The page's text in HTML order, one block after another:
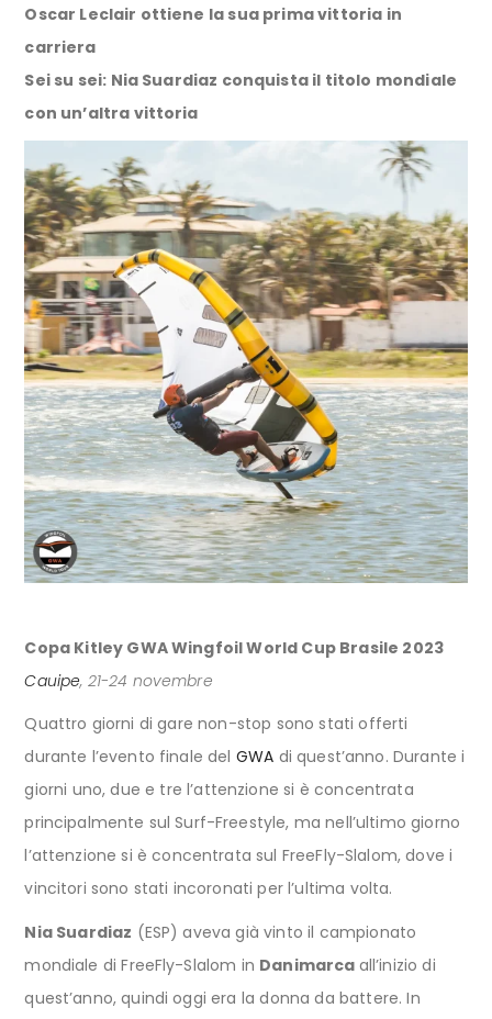
Oscar Leclair ottiene la sua prima vittoria in
carriera
Sei su sei: Nia Suardiaz conquista il titolo mondiale
con un’altra vittoria
Copa Kitley GWA Wingfoil World Cup Brasile 2023
Cauipe, 21-24 novembre
Quattro giorni di gare non-stop sono stati offerti
durante l’evento finale del GWA di quest’anno. Durante i
giorni uno, due e tre l’attenzione si è concentrata
principalmente sul Surf-Freestyle, ma nell’ultimo giorno
l’attenzione si è concentrata sul FreeFly-Slalom, dove i
vincitori sono stati incoronati per l’ultima volta.
Nia Suardiaz (ESP) aveva già vinto il campionato
mondiale di FreeFly-Slalom in Danimarca all’inizio di
quest’anno, quindi oggi era la donna da battere. In